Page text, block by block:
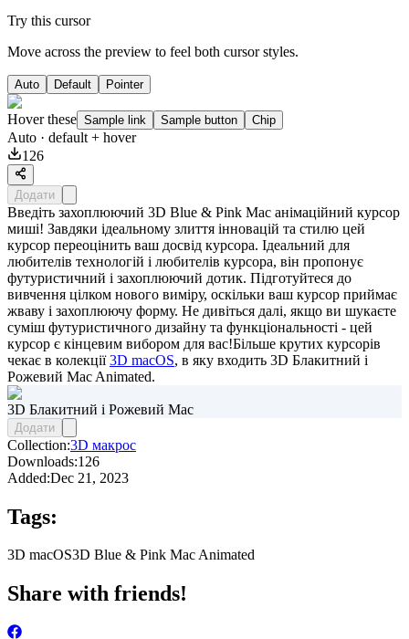
Try this cursor
Move across the preview to feel both cursor styles.
Auto Default Pointer
Hover these Sample link Sample button Chip
Auto · default + hover
126
Додати
Введіть захоплюючий 3D Blue & Pink Mac анімаційний курсор
миші! Завдяки ідеальному злиття інновацій та стилю цей
курсор переоцінить ваш досвід курсора. Ідеальний для
любителів технологій і любителів курсора, він пропонує
футуристичний і захоплюючий дотик. Підготуйтеся до
вивчення цілком нового виміру, оскільки ваш курсор приймає
жваву і захоплюючу форму. Не дивіться далі, якщо ви шукаєте
суміш футуристичного дизайну та функціональності - цей
курсор є кінцевим вибором для вас!Більше крутих курсорів
чекає в колекції3D macOS, в яку входить 3D Блакитний і
Рожевий Mac Animated.
3D Блакитний і Рожевий Mac
Додати
Collection:3D макрос
Downloads:126
Added:Dec 21, 2023
Tags:
3D macOS3D Blue & Pink Mac Animated
Share with friends!